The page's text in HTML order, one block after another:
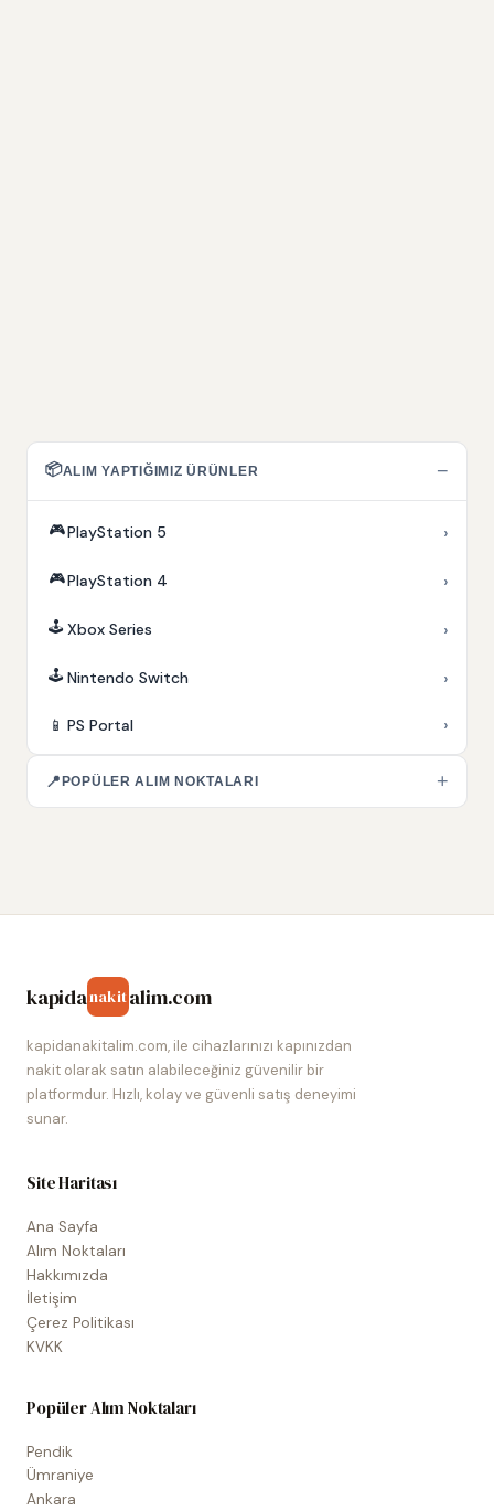
📦ALIM YAPTIĞIMIZ ÜRÜNLER −
🎮PlayStation 5 ›
🎮PlayStation 4 ›
🕹️ Xbox Series ›
🕹️ Nintendo Switch ›
📱 PS Portal ›
📍 POPÜLER ALIM NOKTALARI +
kapidanakitalim.com
kapidanakitalim.com, ile cihazlarınızı kapınızdan
nakit olarak satın alabileceğiniz güvenilir bir
platformdur. Hızlı, kolay ve güvenli satış deneyimi
sunar.
Site Haritası
Ana Sayfa
Alım Noktaları
Hakkımızda
İletişim
Çerez Politikası
KVKK
Popüler Alım Noktaları
Pendik
Ümraniye
Ankara